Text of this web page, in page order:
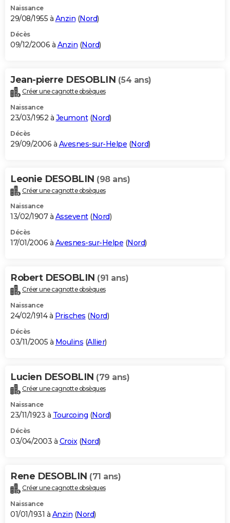
Naissance
29/08/1955 à Anzin (Nord)
Décès
09/12/2006 à Anzin (Nord)
Jean-pierre DESOBLIN (54 ans)
Créer une cagnotte obsèques
Naissance
23/03/1952 à Jeumont(Nord)
Décès
29/09/2006 à Avesnes-sur-Helpe (Nord)
Leonie DESOBLIN (98 ans)
Créer une cagnotte obsèques
Naissance
13/02/1907 à Assevent(Nord)
Décès
17/01/2006 à Avesnes-sur-Helpe (Nord)
Robert DESOBLIN (91 ans)
Créer une cagnotte obsèques
Naissance
24/02/1914 à Prisches (Nord)
Décès
03/11/2005 à Moulins (Allier)
Lucien DESOBLIN (79 ans)
Créer une cagnotte obsèques
Naissance
23/11/1923 à Tourcoing (Nord)
Décès
03/04/2003 à Croix(Nord)
Rene DESOBLIN (71 ans)
Créer une cagnotte obsèques
Naissance
01/01/1931 à Anzin (Nord)